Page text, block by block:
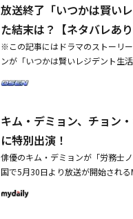
金を失ったことを知って家を出た
受けて労務士事務所を始めた。労
が経ったが、義理の姉に給料も払
を引く白髪スタイルで、経営危機
ノを演じている。ユン・ジュノ率
お馴染みのキム・デミョン。また
ランがサンイングループの重鎮役
のエピソードでは青木崇高と宮内
ン・ユリなど、特別出演のキャス
ン-未生-」アン・ヒョンホ「卒業
「シグナル」チャン・ヒョンソン
業」「熱血司祭2」「王と私」＜
業」＜あらすじ＞経営危機に陥っ
共に大胆な戦略を打ち出していく
放送終了「いつかは賢い
た結末は？【ネタバレあり
※この記事にはドラマのストーリ
ンが「いつかは賢いレジデント生
ソ・ジョンミン教授（イ・ボンリ
た産科教授は、チュ・ミンハ（ア
（ソン・ジユン）、ク・ドウォン
「来てすぐに良いフェロー（研修
し、ウンウォンは嫌そうな表情を
よろしくお願いします。教授」と
デミョン）が花束を持って登場し
キム・デミョン、チョン
に特別出演！
俳優のキム・デミョンが「労務士
国で5月30日より放送が開始され
ードラマだ。チョン・ギョンホが